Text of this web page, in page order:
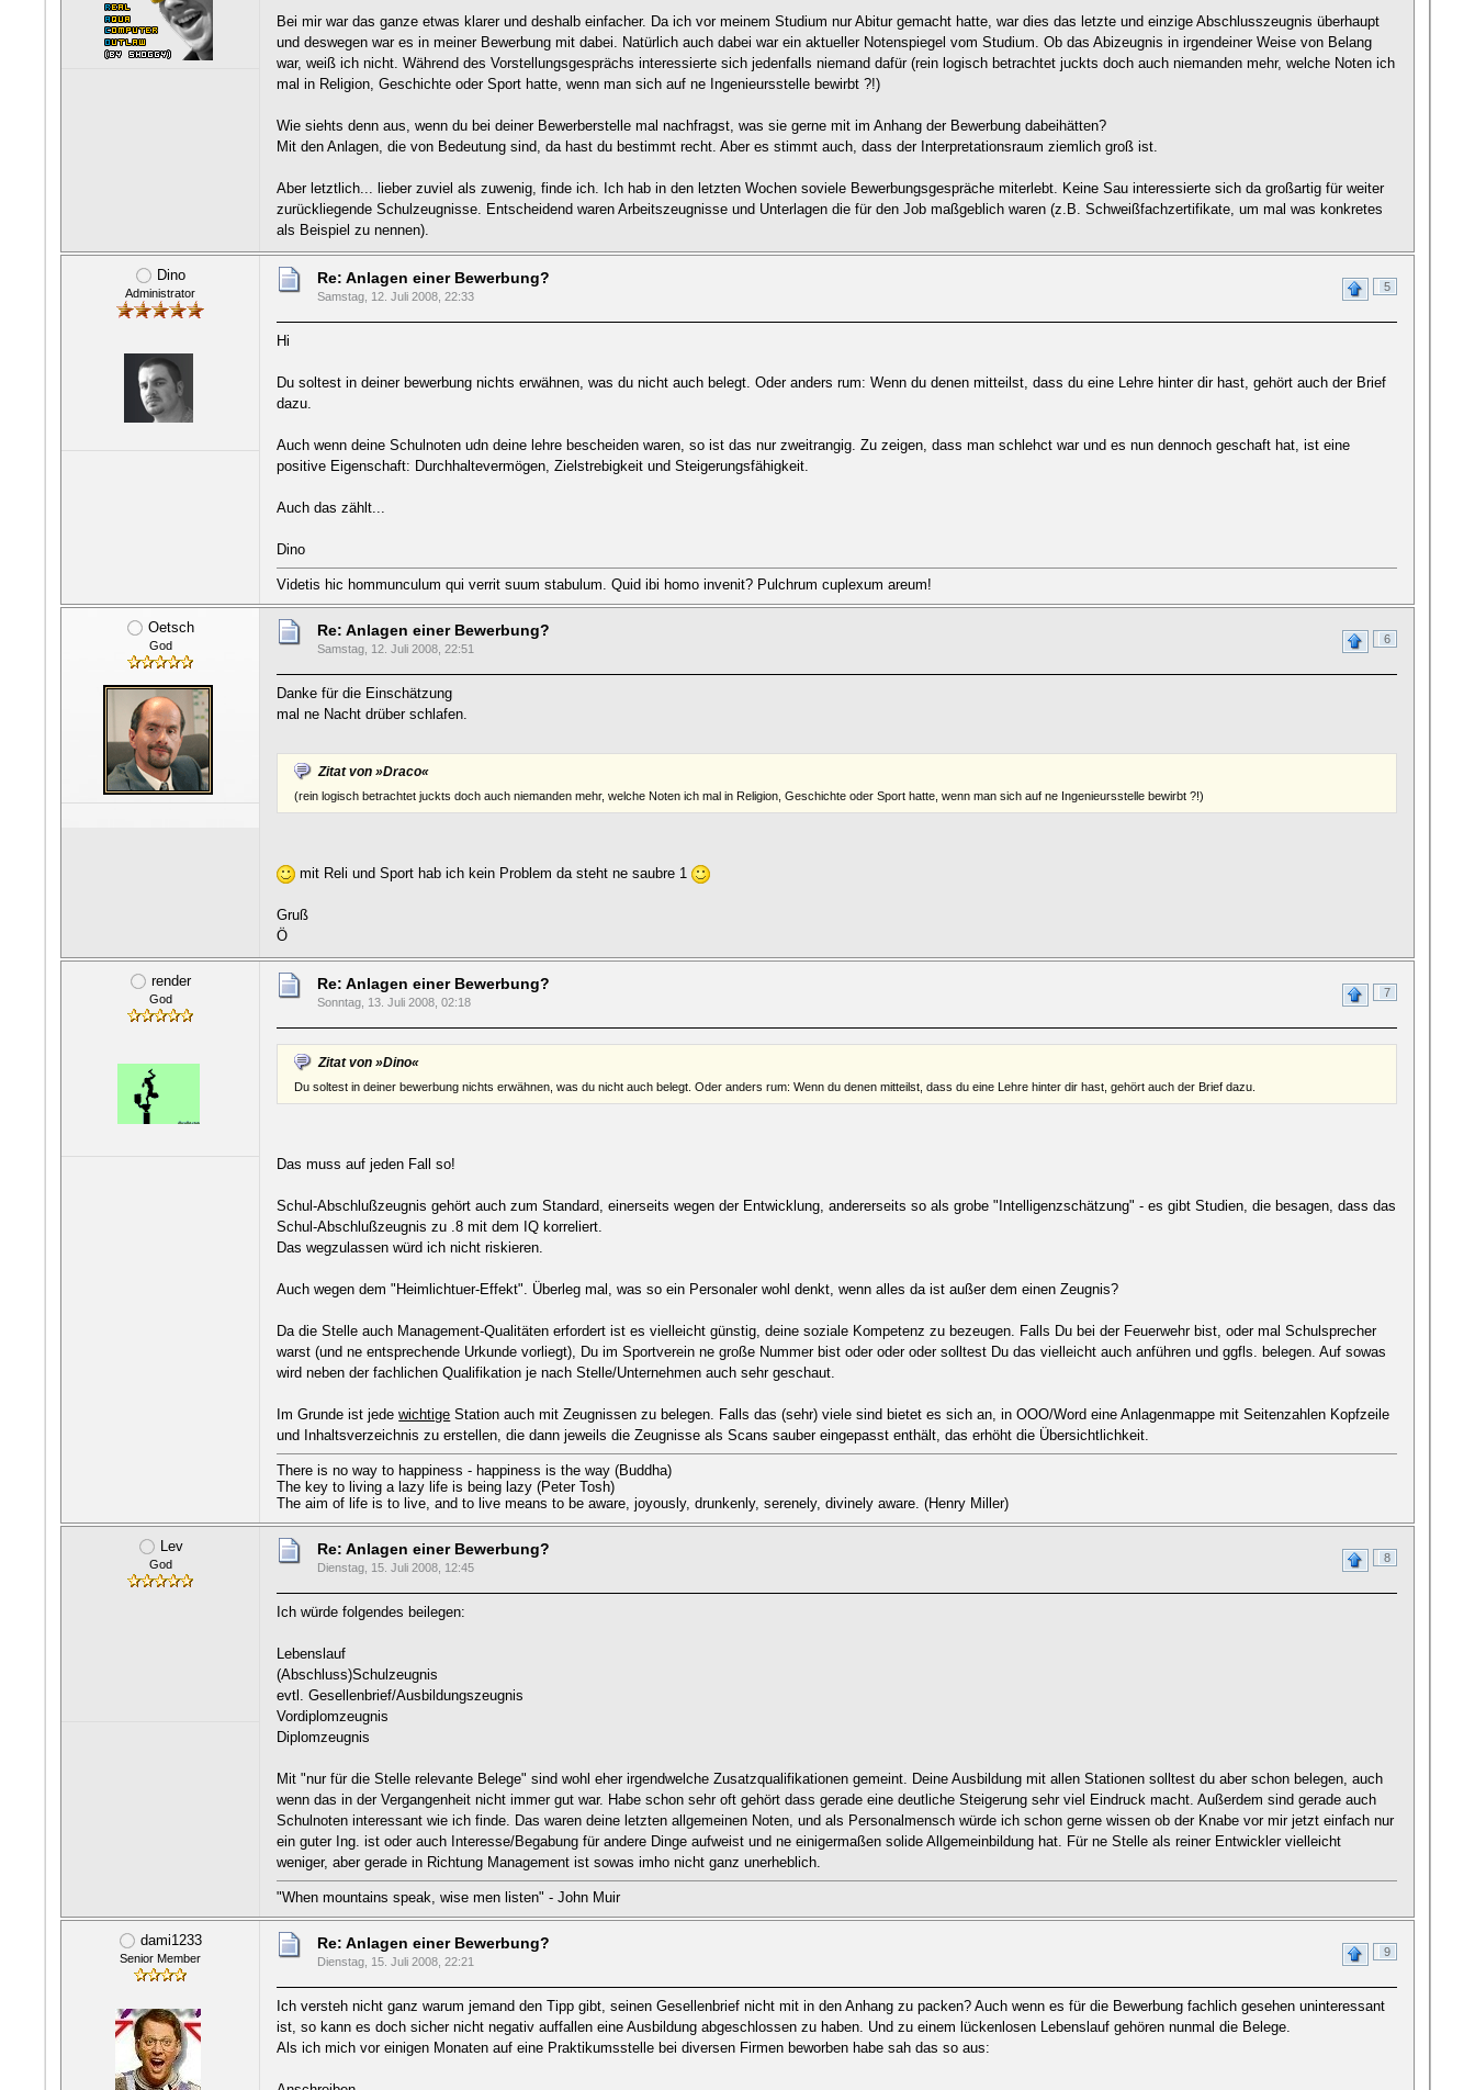
Bei mir war das ganze etwas klarer und deshalb einfacher. Da ich vor meinem Studium nur Abitur gemacht hatte, war dies das letzte und einzige Abschlusszeugnis überhaupt
und deswegen war es in meiner Bewerbung mit dabei. Natürlich auch dabei war ein aktueller Notenspiegel vom Studium. Ob das Abizeugnis in irgendeiner Weise von Belang
war, weiß ich nicht. Während des Vorstellungsgesprächs interessierte sich jedenfalls niemand dafür (rein logisch betrachtet juckts doch auch niemanden mehr, welche Noten ich
mal in Religion, Geschichte oder Sport hatte, wenn man sich auf ne Ingenieursstelle bewirbt ?!)
Wie siehts denn aus, wenn du bei deiner Bewerberstelle mal nachfragst, was sie gerne mit im Anhang der Bewerbung dabeihätten?
Mit den Anlagen, die von Bedeutung sind, da hast du bestimmt recht. Aber es stimmt auch, dass der Interpretationsraum ziemlich groß ist.
Aber letztlich... lieber zuviel als zuwenig, finde ich. Ich hab in den letzten Wochen soviele Bewerbungsgespräche miterlebt. Keine Sau interessierte sich da großartig für weiter
zurückliegende Schulzeugnisse. Entscheidend waren Arbeitszeugnisse und Unterlagen die für den Job maßgeblich waren (z.B. Schweißfachzertifikate, um mal was konkretes
als Beispiel zu nennen).
Dino
Administrator
Re: Anlagen einer Bewerbung?
Samstag, 12. Juli 2008, 22:33
5
Hi
Du soltest in deiner bewerbung nichts erwähnen, was du nicht auch belegt. Oder anders rum: Wenn du denen mitteilst, dass du eine Lehre hinter dir hast, gehört auch der Brief
dazu.
Auch wenn deine Schulnoten udn deine lehre bescheiden waren, so ist das nur zweitrangig. Zu zeigen, dass man schlehct war und es nun dennoch geschaft hat, ist eine
positive Eigenschaft: Durchhaltevermögen, Zielstrebigkeit und Steigerungsfähigkeit.
Auch das zählt...
Dino
Videtis hic hommunculum qui verrit suum stabulum. Quid ibi homo invenit? Pulchrum cuplexum areum!
Oetsch
God
Re: Anlagen einer Bewerbung?
Samstag, 12. Juli 2008, 22:51
6
Danke für die Einschätzung
mal ne Nacht drüber schlafen.
Zitat von »Draco«
(rein logisch betrachtet juckts doch auch niemanden mehr, welche Noten ich mal in Religion, Geschichte oder Sport hatte, wenn man sich auf ne Ingenieursstelle bewirbt ?!)
mit Reli und Sport hab ich kein Problem da steht ne saubre 1
Gruß
Ö
render
God
Re: Anlagen einer Bewerbung?
Sonntag, 13. Juli 2008, 02:18
7
Zitat von »Dino«
Du soltest in deiner bewerbung nichts erwähnen, was du nicht auch belegt. Oder anders rum: Wenn du denen mitteilst, dass du eine Lehre hinter dir hast, gehört auch der Brief dazu.
Das muss auf jeden Fall so!
Schul-Abschlußzeugnis gehört auch zum Standard, einerseits wegen der Entwicklung, andererseits so als grobe "Intelligenzschätzung" - es gibt Studien, die besagen, dass das
Schul-Abschlußzeugnis zu .8 mit dem IQ korreliert.
Das wegzulassen würd ich nicht riskieren.
Auch wegen dem "Heimlichtuer-Effekt". Überleg mal, was so ein Personaler wohl denkt, wenn alles da ist außer dem einen Zeugnis?
Da die Stelle auch Management-Qualitäten erfordert ist es vielleicht günstig, deine soziale Kompetenz zu bezeugen. Falls Du bei der Feuerwehr bist, oder mal Schulsprecher
warst (und ne entsprechende Urkunde vorliegt), Du im Sportverein ne große Nummer bist oder oder oder solltest Du das vielleicht auch anführen und ggfls. belegen. Auf sowas
wird neben der fachlichen Qualifikation je nach Stelle/Unternehmen auch sehr geschaut.
Im Grunde ist jedewichtige Station auch mit Zeugnissen zu belegen. Falls das (sehr) viele sind bietet es sich an, in OOO/Word eine Anlagenmappe mit Seitenzahlen Kopfzeile
und Inhaltsverzeichnis zu erstellen, die dann jeweils die Zeugnisse als Scans sauber eingepasst enthält, das erhöht die Übersichtlichkeit.
There is no way to happiness - happiness is the way (Buddha)
The key to living a lazy life is being lazy (Peter Tosh)
The aim of life is to live, and to live means to be aware, joyously, drunkenly, serenely, divinely aware. (Henry Miller)
Lev
God
Re: Anlagen einer Bewerbung?
Dienstag, 15. Juli 2008, 12:45
8
Ich würde folgendes beilegen:
Lebenslauf
(Abschluss)Schulzeugnis
evtl. Gesellenbrief/Ausbildungszeugnis
Vordiplomzeugnis
Diplomzeugnis
Mit "nur für die Stelle relevante Belege" sind wohl eher irgendwelche Zusatzqualifikationen gemeint. Deine Ausbildung mit allen Stationen solltest du aber schon belegen, auch
wenn das in der Vergangenheit nicht immer gut war. Habe schon sehr oft gehört dass gerade eine deutliche Steigerung sehr viel Eindruck macht. Außerdem sind gerade auch
Schulnoten interessant wie ich finde. Das waren deine letzten allgemeinen Noten, und als Personalmensch würde ich schon gerne wissen ob der Knabe vor mir jetzt einfach nur
ein guter Ing. ist oder auch Interesse/Begabung für andere Dinge aufweist und ne einigermaßen solide Allgemeinbildung hat. Für ne Stelle als reiner Entwickler vielleicht
weniger, aber gerade in Richtung Management ist sowas imho nicht ganz unerheblich.
"When mountains speak, wise men listen" - John Muir
dami1233
Senior Member
Re: Anlagen einer Bewerbung?
Dienstag, 15. Juli 2008, 22:21
9
Ich versteh nicht ganz warum jemand den Tipp gibt, seinen Gesellenbrief nicht mit in den Anhang zu packen? Auch wenn es für die Bewerbung fachlich gesehen uninteressant
ist, so kann es doch sicher nicht negativ auffallen eine Ausbildung abgeschlossen zu haben. Und zu einem lückenlosen Lebenslauf gehören nunmal die Belege.
Als ich mich vor einigen Monaten auf eine Praktikumsstelle bei diversen Firmen beworben habe sah das so aus: